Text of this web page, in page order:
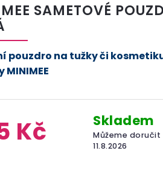
SAMETOVÉ
Kč Skladem
Můžeme doručit
11.8.2026
pouzdro na tužky či
MINIMEE